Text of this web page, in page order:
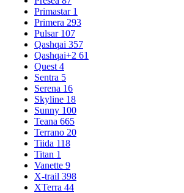
Primastar 1
Primera 293
Pulsar 107
Qashqai 357
Qashqai+2 61
Quest 4
Sentra 5
Serena 16
Skyline 18
Sunny 100
Teana 665
Terrano 20
Tiida 118
Titan 1
Vanette 9
X-trail 398
XTerra 44